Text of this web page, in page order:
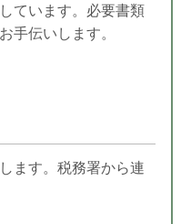
ています。必要書類
手伝いします。
ます。税務署から連